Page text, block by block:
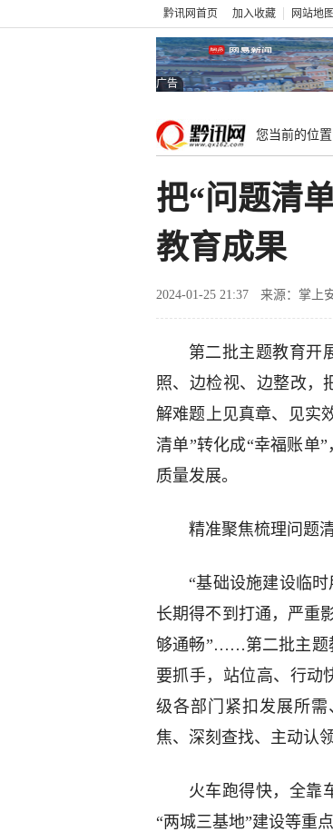
黔讯网首页 加入收藏 网站地图
广告
您当前的位置
把“问题清
教育成果
2024-01-25 21:37 来源：掌上
第二批主题教育开
照、边检视、边整改，
解难题上见真章、见实
清单”转化成“幸福账单
质量发展。
精准聚焦梳理问题
“基础设施建设临
长期得不到打通，严重
够通畅”……第二批主题
要抓手，站位高、行动
级各部门紧扣发展所
焦、深刻查找、主动认
火车跑得快，全靠
“两城三基地”建设等重